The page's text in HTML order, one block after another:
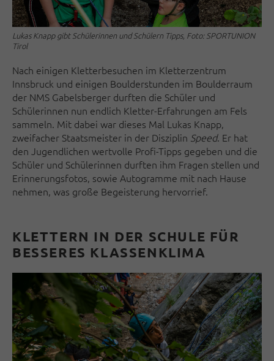
Lukas Knapp gibt Schülerinnen und Schülern Tipps, Foto: SPORTUNION
Tirol
Nach einigen Kletterbesuchen im Kletterzentrum
Innsbruck und einigen Boulderstunden im Boulderraum
der NMS Gabelsberger durften die Schüler und
Schülerinnen nun endlich Kletter-Erfahrungen am Fels
sammeln. Mit dabei war dieses Mal Lukas Knapp,
zweifacher Staatsmeister in der Disziplin Speed. Er hat
den Jugendlichen wertvolle Profi-Tipps gegeben und die
Schüler und Schülerinnen durften ihm Fragen stellen und
Erinnerungsfotos, sowie Autogramme mit nach Hause
nehmen, was große Begeisterung hervorrief.
KLETTERN IN DER SCHULE FÜR
BESSERES KLASSENKLIMA